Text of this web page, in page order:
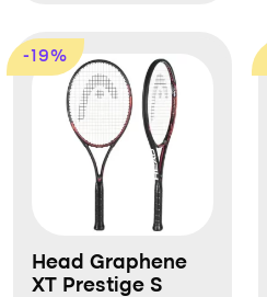
-19%
Head Graphene
XT Prestige S